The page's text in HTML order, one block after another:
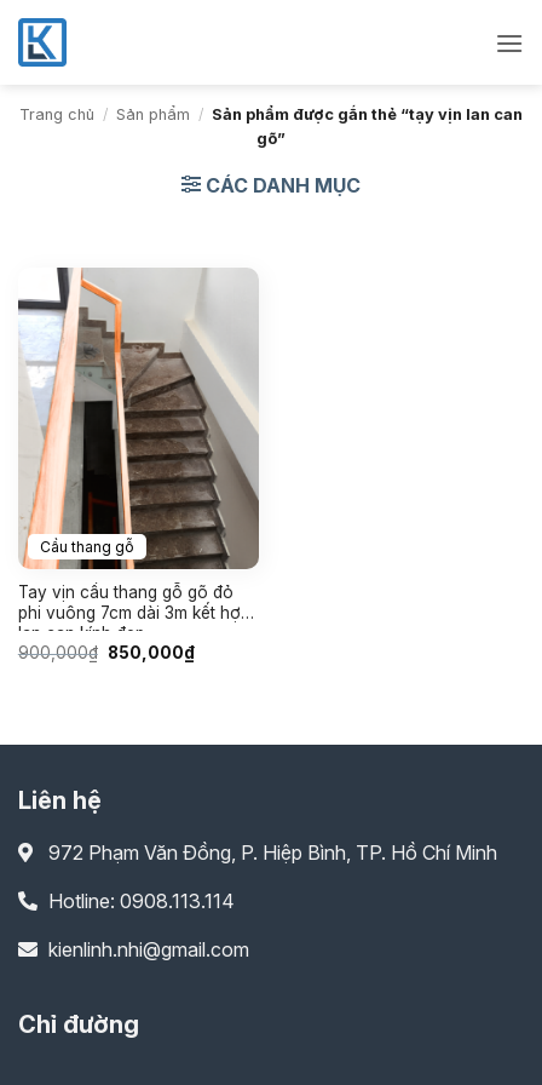
Bỏ
qua
nội
dungTrang chủ / Sản phẩm / Sản phẩm được gắn thẻ “tạy vịn lan can
gõ”
CÁC DANH MỤC
Cầu thang gỗ
Tay vịn cầu thang gỗ gõ đỏ
phi vuông 7cm dài 3m kết hợp
lan can kính đẹp
900,000₫ Giá
850,000₫Giá
hiện
Liên hệ
972 Phạm Văn Đồng, P. Hiệp Bình, TP. Hồ Chí Minh
Hotline: 0908.113.114
kienlinh.nhi@gmail.com
Chỉ đường